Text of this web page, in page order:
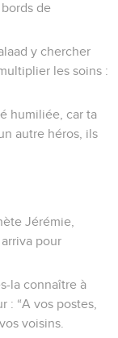
de
y chercher
les soins :
humiliée, car ta
autre héros, ils
Jérémie,
pour
la connaître à
: “A vos postes,
voisins.